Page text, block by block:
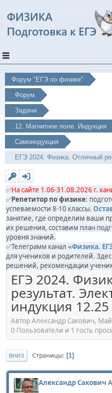
Форум "ЕГЭ по физике"
Форум
Задачи
12. Магнитное поле. Индукция
Самоиндукция
ЕГЭ 2024. Физика. Отличный
✅На сайте 1.06-31.08.2026 г.
✅Репетитор по физике:
успеваемости 8-10 классы.
занятие, где определим ваши
их решения, составим план
уровня знаний.
✅Телеграмм канал «Физика.
для учеников и родителей.
решений, рекомендации
ЕГЭ 2024.
результат.
индукция 12.25
Автор Александр Сакович,
0 Пользователи и 1 гость
ВНИЗ Страницы 1
Александр Сакович